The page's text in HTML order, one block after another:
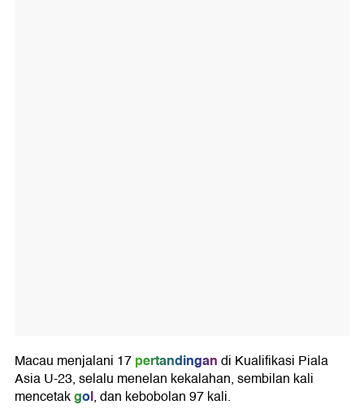
Macau menjalani 17pertandingandi Kualifikasi Piala
Asia U-23, selalu menelan kekalahan, sembilan kali
mencetakgol, dan kebobolan 97 kali.